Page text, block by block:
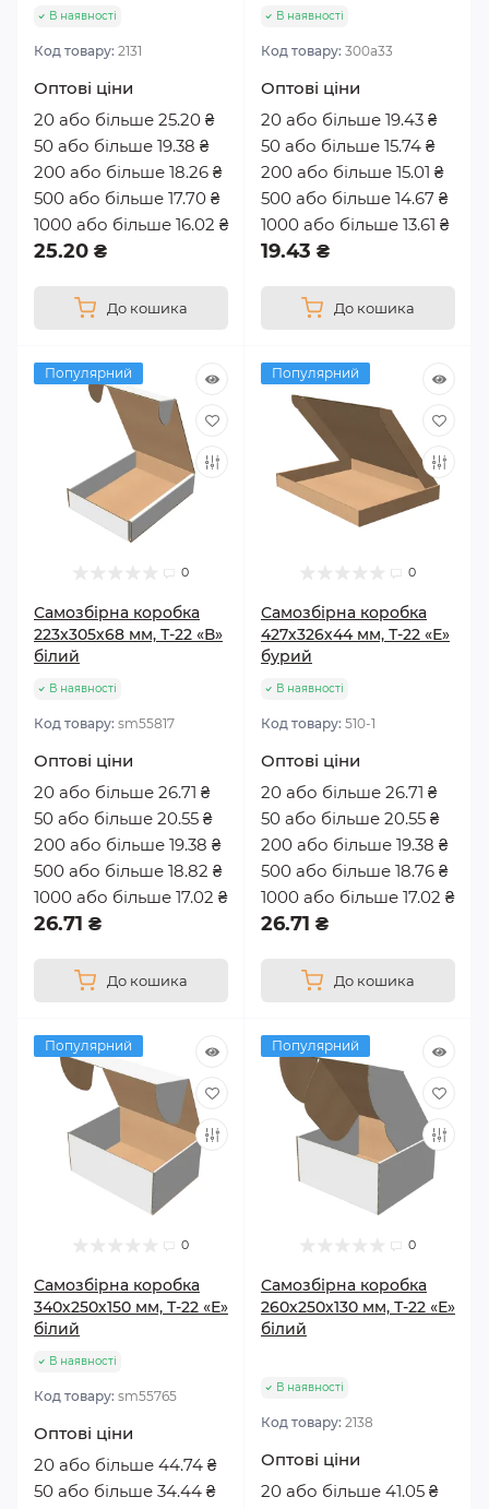
В наявності
Код товару: 2131
Оптові ціни
20 або більше 25.20 ₴
50 або більше 19.38 ₴
200 або більше 18.26 ₴
500 або більше 17.70 ₴
1000 або більше 16.02 ₴
25.20 ₴
До кошика
В наявності
Код товару: 300а33
Оптові ціни
20 або більше 19.43 ₴
50 або більше 15.74 ₴
200 або більше 15.01 ₴
500 або більше 14.67 ₴
1000 або більше 13.61 ₴
19.43 ₴
До кошика
Популярний
0
Самозбірна коробка
223х305х68 мм, Т-22 «В»
білий
В наявності
Код товару: sm55817
Оптові ціни
20 або більше 26.71 ₴
50 або більше 20.55 ₴
200 або більше 19.38 ₴
500 або більше 18.82 ₴
1000 або більше 17.02 ₴
26.71 ₴
До кошика
Популярний
0
Самозбірна коробка
427х326х44 мм, Т-22 «Е»
бурий
В наявності
Код товару: 510-1
Оптові ціни
20 або більше 26.71 ₴
50 або більше 20.55 ₴
200 або більше 19.38 ₴
500 або більше 18.76 ₴
1000 або більше 17.02 ₴
26.71 ₴
До кошика
Популярний
0
Самозбірна коробка
340х250х150 мм, Т-22 «Е»
білий
В наявності
Код товару: sm55765
Оптові ціни
20 або більше 44.74 ₴
50 або більше 34.44 ₴
Популярний
0
Самозбірна коробка
260х250х130 мм, Т-22 «Е»
білий
В наявності
Код товару: 2138
Оптові ціни
20 або більше 41.05 ₴